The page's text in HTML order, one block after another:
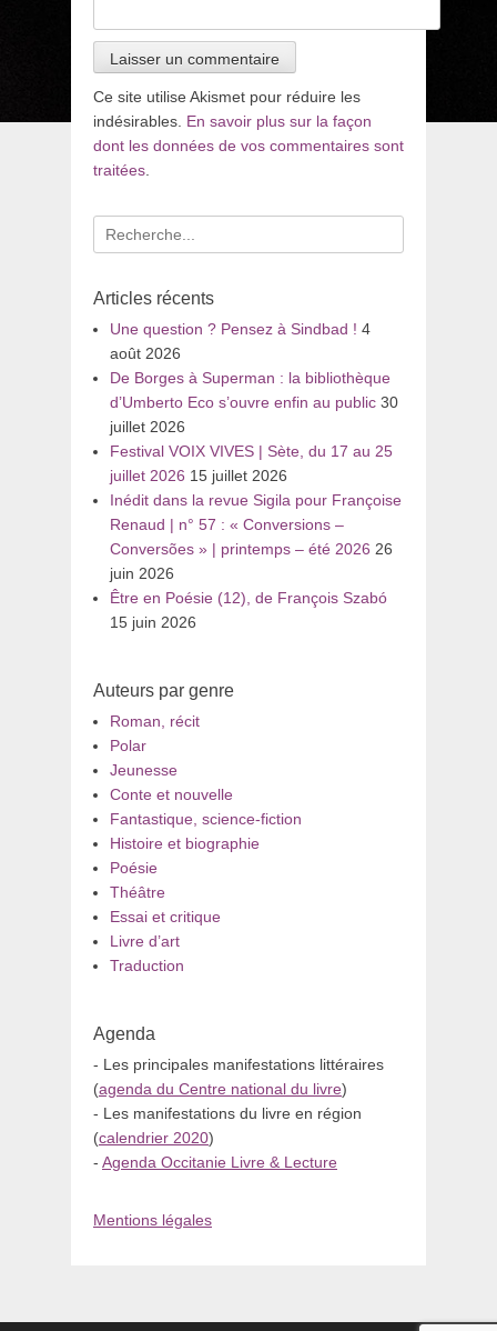
Ce site utilise Akismet pour réduire les
indésirables. En savoir plus sur la façon
dont les données de vos commentaires sont
traitées.
Recherche
pour
Articles récents
Une question ? Pensez à Sindbad ! 4
août 2026
De Borges à Superman : la bibliothèque
d’Umberto Eco s’ouvre enfin au public 30
juillet 2026
Festival VOIX VIVES | Sète, du 17 au 25
juillet 2026 15 juillet 2026
Inédit dans la revue Sigila pour Françoise
Renaud | n° 57 : « Conversions –
Conversões » | printemps – été 2026 26
juin 2026
Être en Poésie (12), de François Szabó
15 juin 2026
Auteurs par genre
Roman, récit
Polar
Jeunesse
Conte et nouvelle
Fantastique, science-fiction
Histoire et biographie
Poésie
Théâtre
Essai et critique
Livre d’art
Traduction
Agenda
- Les principales manifestations littéraires
(agenda du Centre national du livre)
- Les manifestations du livre en région
(calendrier 2020)
- Agenda Occitanie Livre & Lecture
Mentions légales